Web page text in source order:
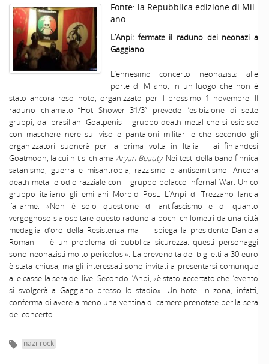
Fonte: la Repubblica edizione di Mil
ano
L’Anpi: fermate il raduno dei neonazi a
Gaggiano
L’ennesimo concerto neonazista alle
porte di Milano, in un luogo che non è
stato ancora reso noto, organizzato per il prossimo 1 novembre. Il
raduno chiamato “Hot Shower 31/3” prevede l’esibizione di sette
gruppi, dai brasiliani Goatpenis – gruppo death metal che si esibisce
con maschere nere sul viso e pantaloni militari e che secondo gli
organizzatori suonerà per la prima volta in Italia – ai finlandesi
Goatmoon, la cui hit si chiama Aryan Beauty. Nei testi della band finnica
satanismo, guerra e misantropia, razzismo e antisemitismo. Ancora
death metal e odio razziale con il gruppo polacco Infernal War. Unico
gruppo italiano gli emiliani Morbid Post. L’Anpi di Trezzano lancia
l’allarme: «Non è solo questione di antifascismo e di quanto
vergognoso sia ospitare questo raduno a pochi chilometri da una città
medaglia d’oro della Resistenza ma — spiega la presidente Daniela
Roman — è un problema di pubblica sicurezza: questi personaggi
sono neonazisti molto pericolosi». La prevendita dei biglietti a 30 euro
è stata chiusa, ma gli interessati sono invitati a presentarsi comunque
alle casse la sera del live. Secondo l’Anpi, «è stato accertato che l’evento
si svolgerà a Gaggiano presso lo stadio». Un hotel in zona, infatti,
conferma di avere almeno una ventina di camere prenotate per la sera
del concerto.
nazi-rock